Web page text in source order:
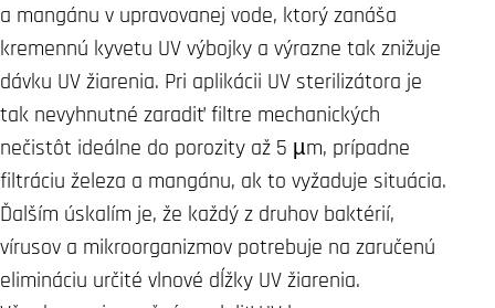
a mangánu v upravovanej vode, ktorý zanáša
kremennú kyvetu UV výbojky a výrazne tak znižuje
dávku UV žiarenia. Pri aplikácii UV sterilizátora je
tak nevyhnutné zaradiť filtre mechanických
nečistôt ideálne do porozity až 5 µm, prípadne
filtráciu železa a mangánu, ak to vyžaduje situácia.
Ďalším úskalím je, že každý z druhov baktérií,
vírusov a mikroorganizmov potrebuje na zaručenú
elimináciu určité vlnové dĺžky UV žiarenia.